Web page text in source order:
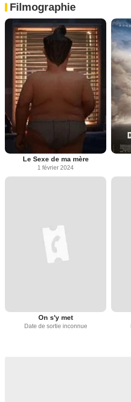
Filmographie
Le Sexe de ma mère
1 février 2024
On s'y met
Date de sortie inconnue